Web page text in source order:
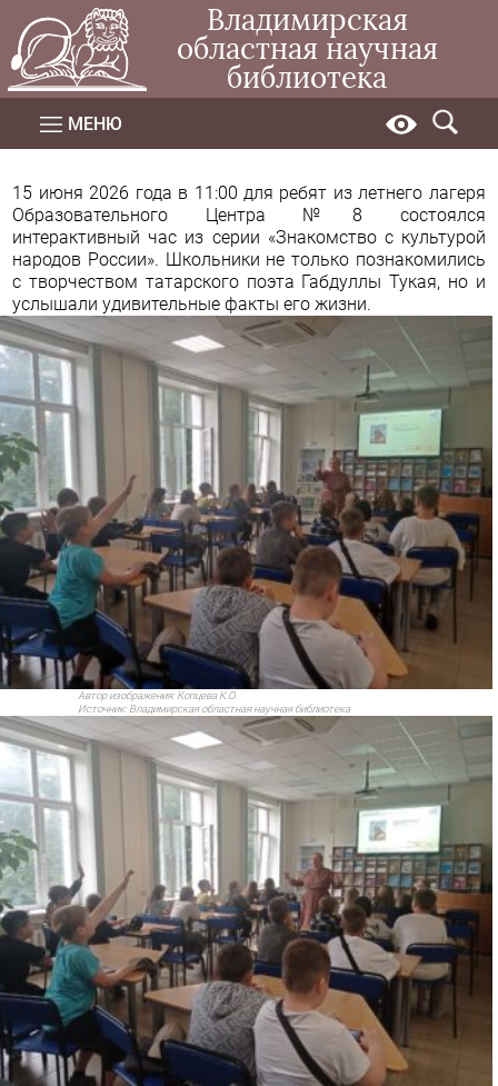
Владимирская
областная научная
библиотека
МЕНЮ
15 июня 2026 года в 11:00 для ребят из летнего лагеря
Образовательного Центра №8 состоялся
интерактивный час из серии «Знакомство с культурой
народов России». Школьники не только познакомились
с творчеством татарского поэта Габдуллы Тукая, но и
услышали удивительные факты его жизни.
Автор изображения:Копцева К.О.
Источник:Владимирская областная научная библиотека